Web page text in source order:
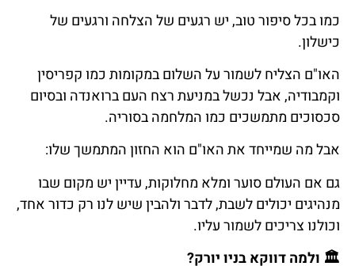
כמו בכל סיפור טוב, יש רגעים של הצלחה ורגעים של
כישלון.
האו"ם הצליח לשמור על השלום במקומות כמו קפריסין
וקמבודיה, אבל נכשל במניעת רצח העם ברואנדה ובסיום
סכסוכים מתמשכים כמו המלחמה בסוריה.
אבל מה שמייחד את האו"ם הוא החזון המתמשך שלו:
גם אם העולם סוער ומלא מחלוקות, עדיין יש מקום שבו
מנהיגים יכולים לשבת, לדבר ולהבין שיש לנו רק כדור אחד,
וכולנו צריכים לשמור עליו.
🏛️ ולמהדווקאבניויורק?